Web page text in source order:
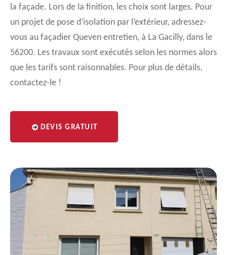
la façade. Lors de la finition, les choix sont larges. Pour
un projet de pose d‘isolation par l’extérieur, adressez-
vous au façadier Queven entretien, à La Gacilly, dans le
56200. Les travaux sont exécutés selon les normes alors
que les tarifs sont raisonnables. Pour plus de détails,
contactez-le !
DEVIS GRATUIT